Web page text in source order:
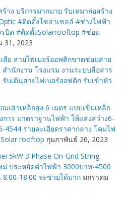
าง บริการมากมาย รับเหมาก่อสร้าง
#ติดตั้งโซล่าเซลล์ #ช่างไฟฟ้า
ปิด #ติดตั้งSolarrooftop #ซ่อม
31, 2023
สีย สายไฟเบอร์ออฟติกขาดซ่อมสาย
สำนักงาน โรงแรม งานระบบสื่อสาร
บเดินสายไฟเบอร์ออฟติก รับเข้าหัว
เสาเหล็กสูง 6 เมตร แบบเข็มเหล็ก
าร มาตราฐานไฟฟ้า ให้แสงสว่าง6-
4544 รายละเอียดราคากลาง โคมไฟ
rooftop กุมภาพันธ์ 26, 2023
5kW 3 Phase On-Grid String
ประหยัดค่าไฟฟ้า 3000บาท-4500
18.00 จะช่วยได้มาก มกราคม